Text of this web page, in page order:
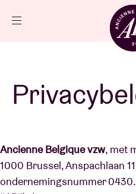
Projecten
Nieuws
Ancienne Belgique vzw, met
1000 Brussel, Anspachlaan
ondernemingsnummer